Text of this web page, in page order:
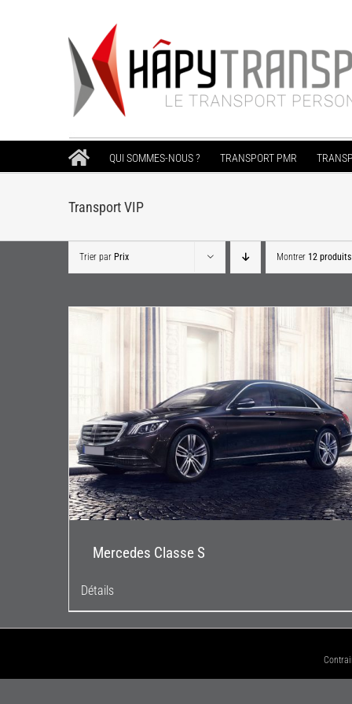
QUI SOMMES-NOUS ? TRANSPORT PMR
Transport VIP
Trier par Prix Montrer 12 produits
Mercedes Classe S
Détails